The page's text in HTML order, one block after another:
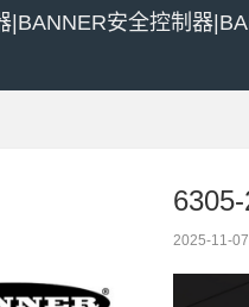
|BANNER安全控制器
2025-11-07